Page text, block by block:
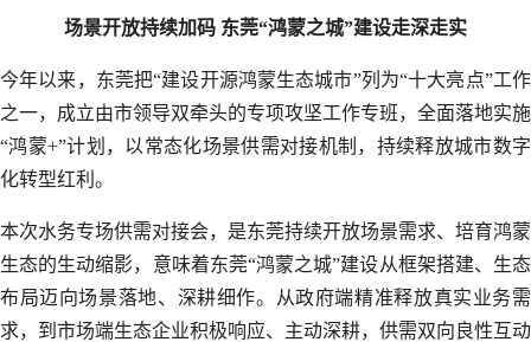
场景开放持续加码 东莞“鸿蒙之城”建设走深走实
今年以来，东莞把“建设开源鸿蒙生态城市”列为“十大亮点”工作
之一，成立由市领导双牵头的专项攻坚工作专班，全面落地实施
“鸿蒙+”计划，以常态化场景供需对接机制，持续释放城市数字
化转型红利。
本次水务专场供需对接会，是东莞持续开放场景需求、培育鸿蒙
生态的生动缩影，意味着东莞“鸿蒙之城”建设从框架搭建、生态
布局迈向场景落地、深耕细作。从政府端精准释放真实业务需
求，到市场端生态企业积极响应、主动深耕，供需双向良性互动